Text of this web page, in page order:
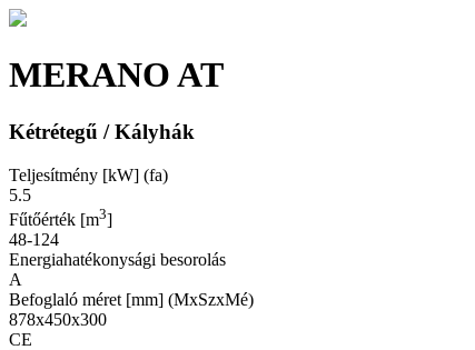
MERANO AT
Kétrétegű / Kályhák
Teljesítmény [kW] (fa)
5.5
Fűtőérték [m3]
48-124
Energiahatékonysági besorolás
A
Befoglaló méret [mm] (MxSzxMé)
878x450x300
CE